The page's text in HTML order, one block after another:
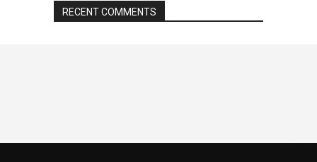
RECENT COMMENTS